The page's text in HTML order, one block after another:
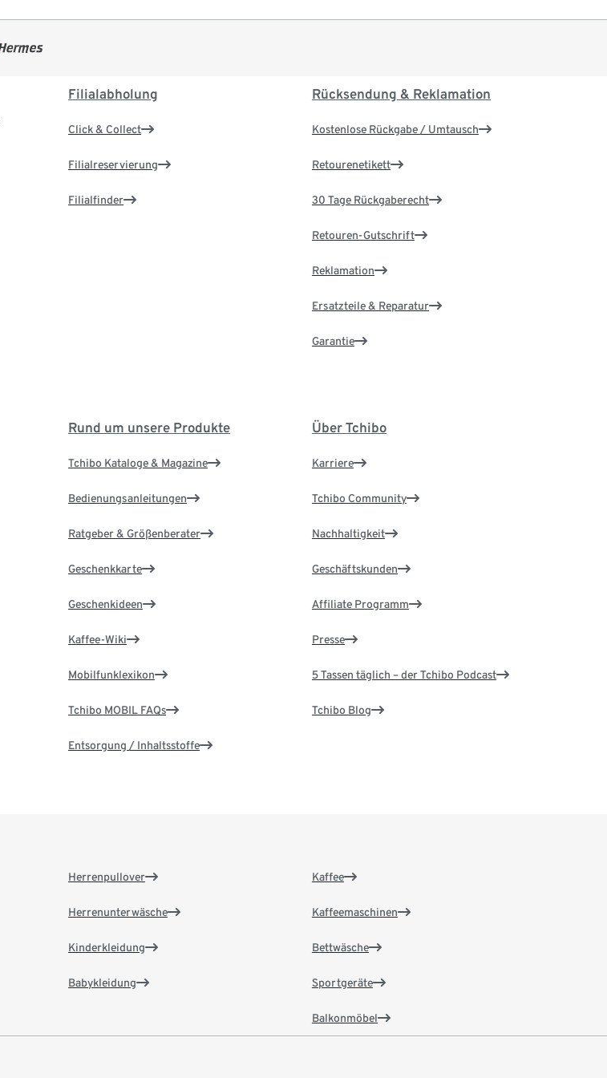
Filialabholung
Click & Collect
Filialreservierung
Filialfinder
Rücksendung & Reklamation
Kostenlose Rückgabe / Umtausch
Retourenetikett
30 Tage Rückgaberecht
Retouren-Gutschrift
Reklamation
Ersatzteile & Reparatur
Garantie
Rund um unsere Produkte
Tchibo Kataloge & Magazine
Bedienungsanleitungen
Ratgeber & Größenberater
Geschenkkarte
Geschenkideen
Kaffee-Wiki
Mobilfunklexikon
Tchibo MOBIL FAQs
Entsorgung / Inhaltsstoffe
Über Tchibo
Karriere
Tchibo Community
Nachhaltigkeit
Geschäftskunden
Affiliate Programm
Presse
5 Tassen täglich – der Tchibo Podcast
Tchibo Blog
Herrenpullover
Herrenunterwäsche
Kinderkleidung
Babykleidung
Kaffee
Kaffeemaschinen
Bettwäsche
Sportgeräte
Balkonmöbel